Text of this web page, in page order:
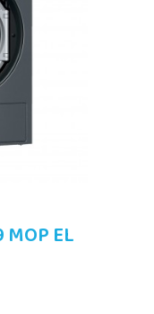
MOP EL